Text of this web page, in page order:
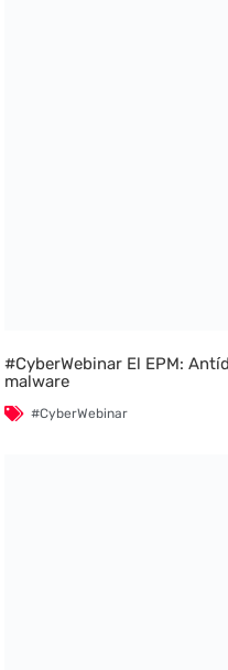
#CyberWebinar El EPM:
malware
#CyberWebinar